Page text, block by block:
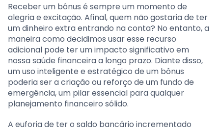
Receber um bônus é sempre um momento de
alegria e excitação. Afinal, quem não gostaria de ter
um dinheiro extra entrando na conta? No entanto, a
maneira como decidimos usar esse recurso
adicional pode ter um impacto significativo em
nossa saúde financeira a longo prazo. Diante disso,
um uso inteligente e estratégico de um bônus
poderia ser a criação ou reforço de um fundo de
emergência, um pilar essencial para qualquer
planejamento financeiro sólido.
A euforia de ter o saldo bancário incrementado